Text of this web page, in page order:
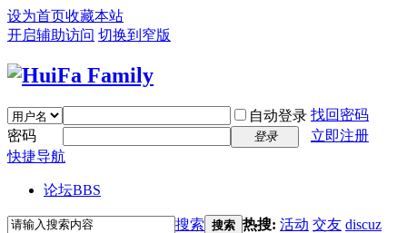
设为首页收藏本站
开启辅助访问 切换到窄版
自动登录 找回密码
密码
登录
立即注册
快捷导航
论坛BBS
搜索 搜索 热搜: 活动 交友 discuz